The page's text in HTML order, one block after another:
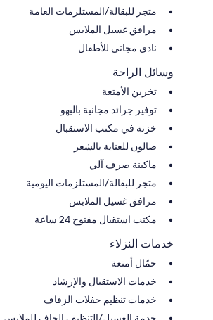
متجر للبقالة/المستلزمات العامة
مرافق غسيل الملابس
نادي مجاني للأطفال
وسائل الراحة
تخزين الأمتعة
توفير جرائد مجانية بالبهو
خزنة في مكتب الاستقبال
صالون للعناية بالشعر
ماكينة صرف آلي
متجر للبقالة/المستلزمات اليومية
مرافق غسيل الملابس
مكتب استقبال مفتوح 24 ساعة
خدمات النزلاء
حمّال أمتعة
خدمات الاستقبال والإرشاد
خدمات تنظيم حفلات الزفاف